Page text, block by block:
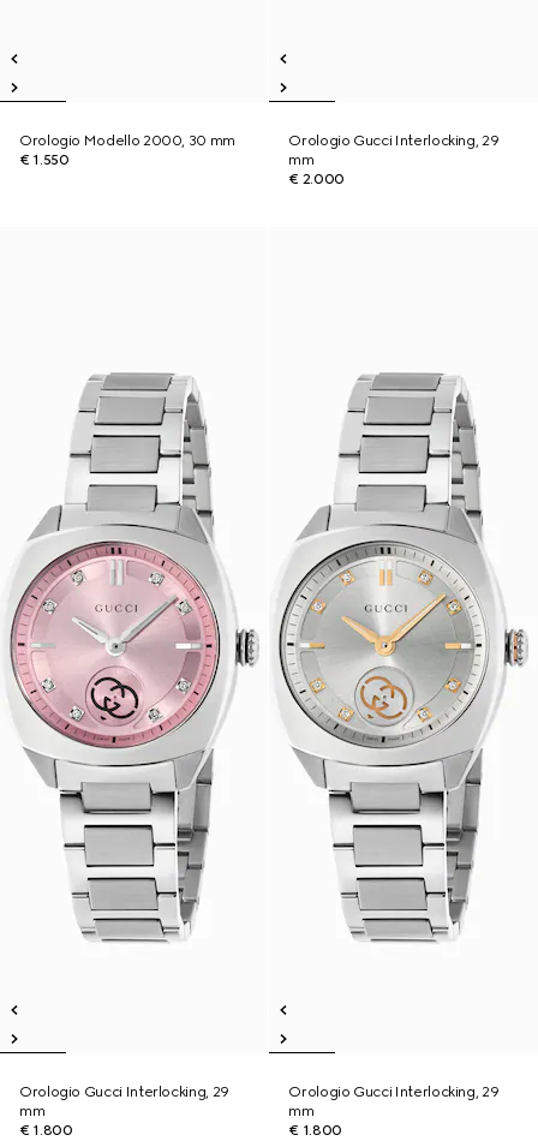
Orologio Modello 2000, 30 mm
€ 1.550
Orologio Gucci Interlocking, 29
mm
€ 2.000
Orologio Gucci Interlocking, 29
mm
€ 1.800
Orologio Gucci Interlocking, 29
mm
€ 1.800